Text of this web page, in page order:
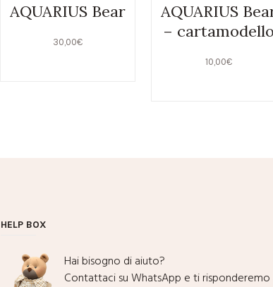
AQUARIUS Bear
30,00€
AQUARIUS
– cartamodello
10,00€
HELP BOX
Hai bisogno di aiuto?
Contattaci su WhatsApp e ti risponderemo